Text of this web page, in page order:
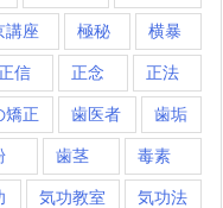
講座 極秘 横暴
信 正念 正法
矯正 歯医者 歯垢
歯茎 毒素
気功教室 気功法